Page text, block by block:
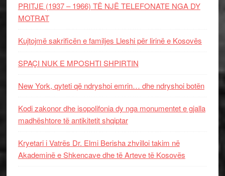
PRITJE (1937 – 1966) TË NJË TELEFONATE NGA DY
MOTRAT
Kujtojmë sakrificën e familjes Lleshi për lirinë e Kosovës
SPAÇI NUK E MPOSHTI SHPIRTIN
New York, qyteti që ndryshoi emrin… dhe ndryshoi botën
Kodi zakonor dhe isopolifonia dy nga monumentet e gjalla
madhështore të antikitetit shqiptar
Kryetari i Vatrës Dr. Elmi Berisha zhvilloi takim në
Akademinë e Shkencave dhe të Arteve të Kosovës